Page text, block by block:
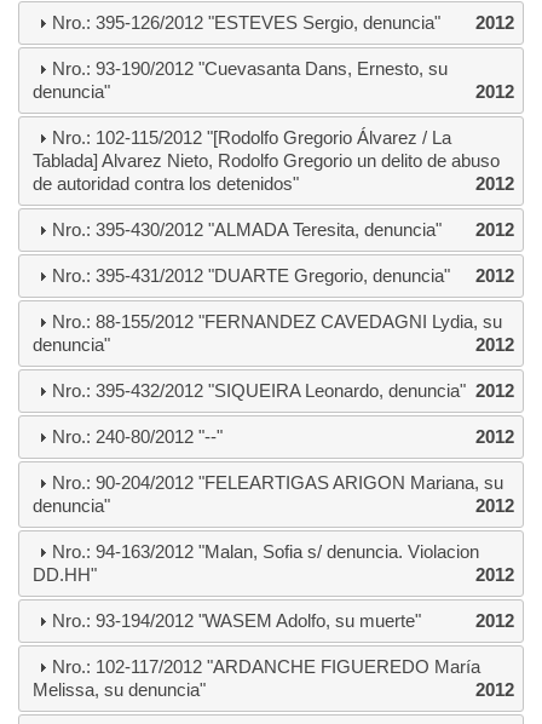
Nro.: 395-126/2012 "ESTEVES Sergio, denuncia" 2012
Nro.: 93-190/2012 "Cuevasanta Dans, Ernesto, su
denuncia"
2012
Nro.: 102-115/2012 "[Rodolfo Gregorio Álvarez / La
Tablada] Alvarez Nieto, Rodolfo Gregorio un delito de abuso
de autoridad contra los detenidos"
2012
Nro.: 395-430/2012 "ALMADA Teresita, denuncia" 2012
Nro.: 395-431/2012 "DUARTE Gregorio, denuncia" 2012
Nro.: 88-155/2012 "FERNANDEZ CAVEDAGNI Lydia, su
denuncia"
2012
Nro.: 395-432/2012 "SIQUEIRA Leonardo, denuncia" 2012
Nro.: 240-80/2012 "--" 2012
Nro.: 90-204/2012 "FELEARTIGAS ARIGON Mariana, su
denuncia"
2012
Nro.: 94-163/2012 "Malan, Sofia s/ denuncia. Violacion
DD.HH"
2012
Nro.: 93-194/2012 "WASEM Adolfo, su muerte" 2012
Nro.: 102-117/2012 "ARDANCHE FIGUEREDO María
Melissa, su denuncia"
2012